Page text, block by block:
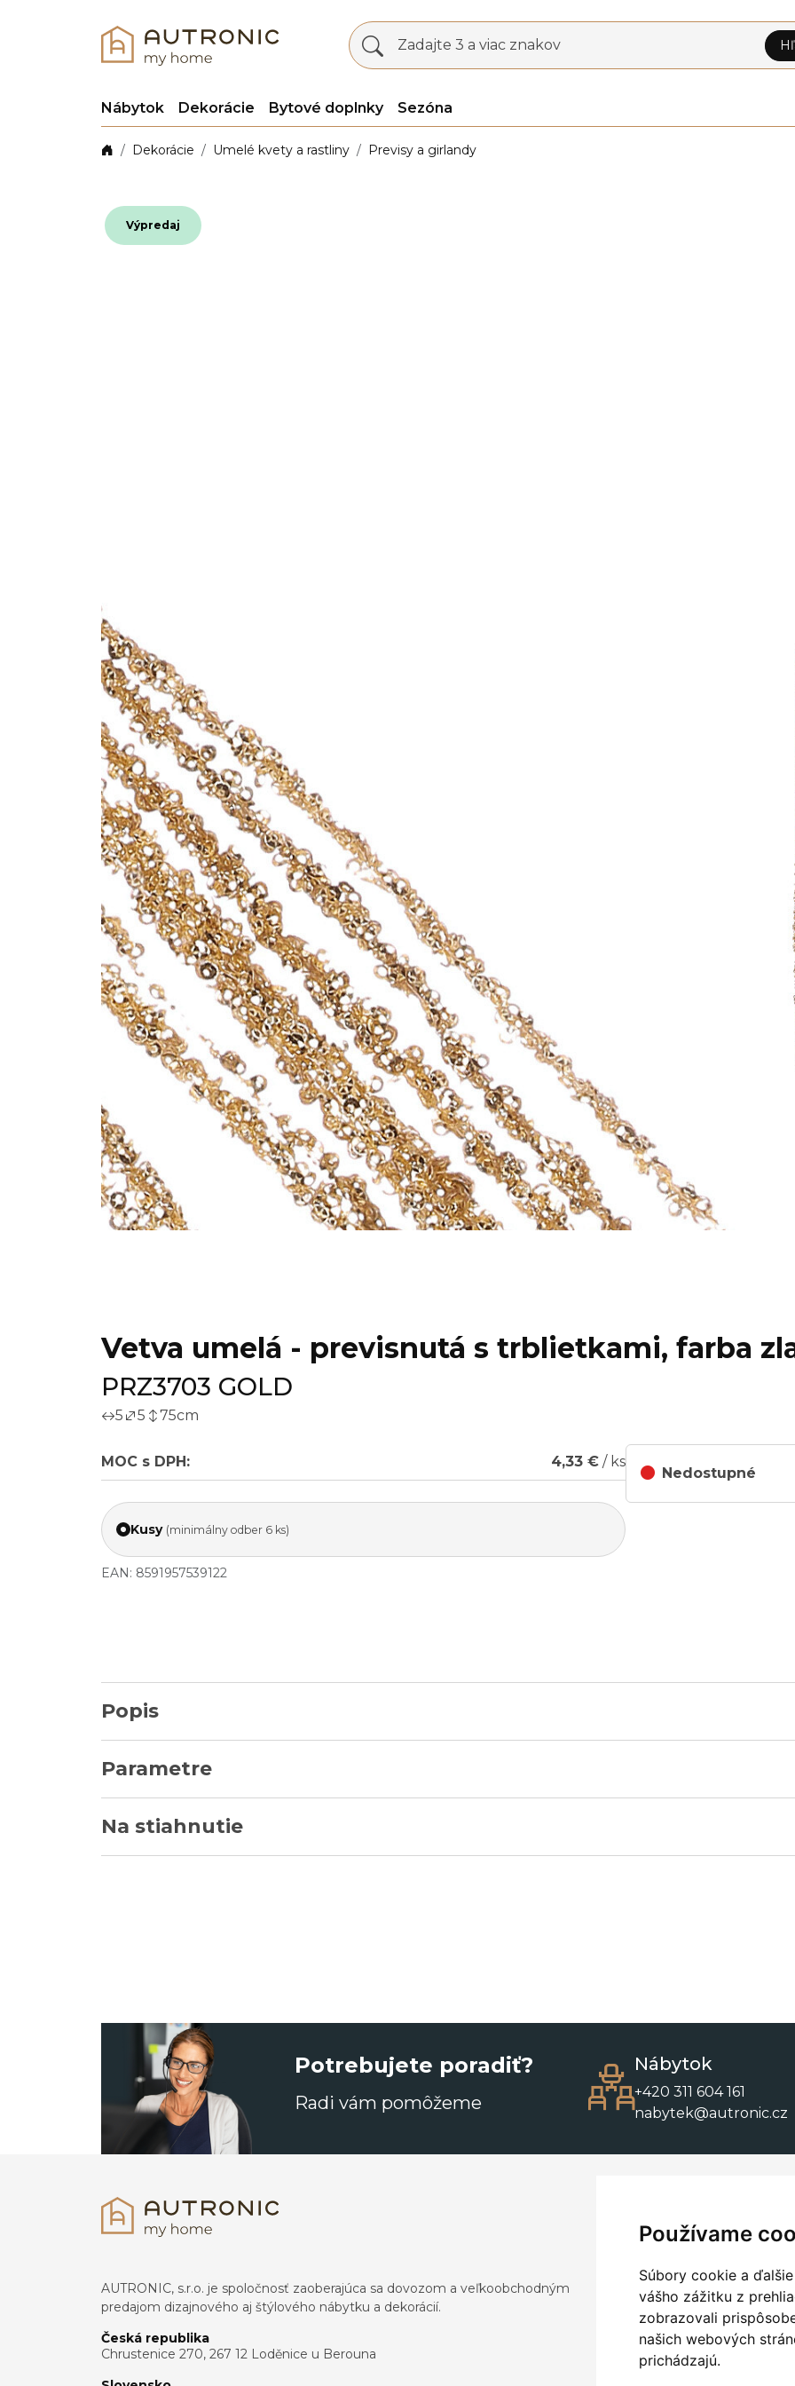
Používame
Súbory cookie a
vášho zážitku z
zobrazovali
našich webových
prichádzajú.
Zadajte 3 a viac znakov
Nábytok Dekorácie Bytové doplnky Sezóna
Dekorácie Umelé kvety a rastliny Previsy a girlandy
Výpredaj
Vetva umelá - previsnutá s trblietkami, farba
PRZ3703 GOLD
5 5 75cm
MOC s DPH: 4,33 € / ks
Kusy (minimálny odber 6 ks)
EAN: 8591957539122
Nedostupné
Popis
Parametre
Na stiahnutie
Potrebujete poradiť?
Radi vám pomôžeme
Nábytok
+420 311 604 161
nabytek@autronic.cz
AUTRONIC, s.r.o. je spoločnosť zaoberajúca sa dovozom a veľkoobchodným
predajom dizajnového aj štýlového nábytku a dekorácií.
Česká republika
Chrustenice 270, 267 12 Loděnice u Berouna